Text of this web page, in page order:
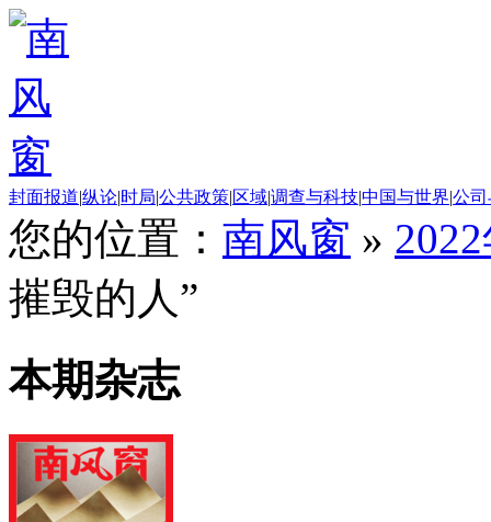
封面报道|纵论|时局|公共政策|区域|调查与科技|中国与世界|公
您的位置： 南风窗 »
摧毁的人”
本期杂志